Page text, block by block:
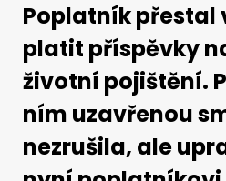
Poplatník přestal
platit příspěvky
životní pojištění.
ním uzavřenou
nezrušila, ale